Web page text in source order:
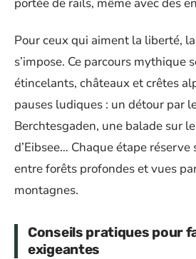
Pour ceux qui aiment la liberté,
s’impose. Ce parcours mythique
étincelants, châteaux et crêtes
pauses ludiques : un détour par
Berchtesgaden, une balade sur
d’Eibsee… Chaque étape
entre forêts profondes et vues
montagnes.
Conseils pratiques pour
exigeantes